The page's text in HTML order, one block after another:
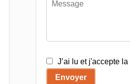
J’ai lu et j'accepte la
Envoyer